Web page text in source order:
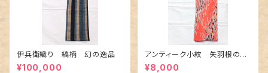
伊兵衛織り 縞柄 幻の逸品
¥100,000
アンティーク小紋 矢羽根の地
紋に短冊柄 裄６６cm
¥8,000